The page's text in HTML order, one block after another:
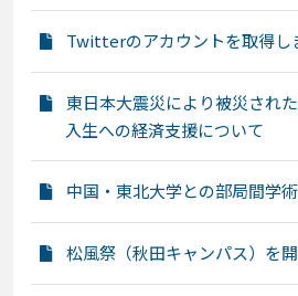
Twitterのアカウントを取得し
東日本大震災により被災され
入生への経済支援について
中国・東北大学との部局間学
松風祭（秋田キャンパス）を